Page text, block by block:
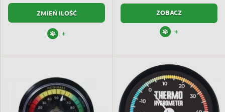
ZMIEŃ ILOŚĆ
+
ZOBACZ
+